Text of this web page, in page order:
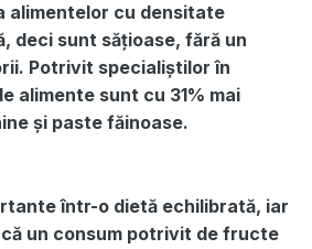
alimentelor cu densitate
deci sunt sățioase, fără un
Potrivit specialiștilor în
alimente sunt cu 31% mai
și paste făinoase.
într-o dietă echilibrată, iar
un consum potrivit de fructe